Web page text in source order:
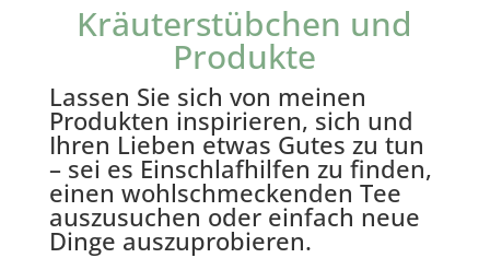
Kräuterstübchen und
Produkte
Lassen Sie sich von meinen
Produkten inspirieren, sich und
Ihren Lieben etwas Gutes zu tun
– sei es Einschlafhilfen zu finden,
einen wohlschmeckenden Tee
auszusuchen oder einfach neue
Dinge auszuprobieren.